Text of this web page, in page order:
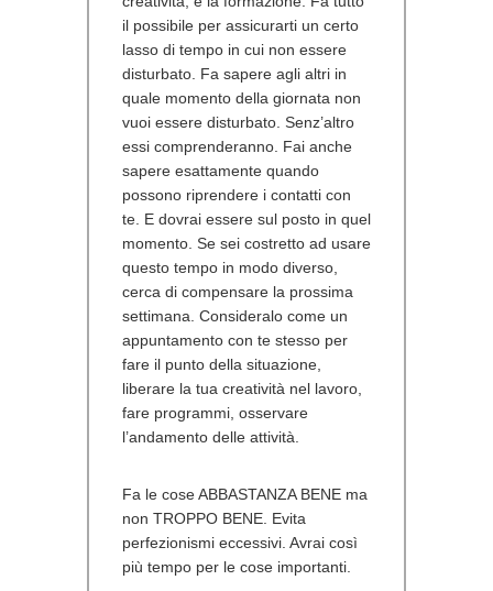
il possibile per assicurarti un certo
lasso di tempo in cui non essere
disturbato. Fa sapere agli altri in
quale momento della giornata non
vuoi essere disturbato. Senz’altro
essi comprenderanno. Fai anche
sapere esattamente quando
possono riprendere i contatti con
te. E dovrai essere sul posto in quel
momento. Se sei costretto ad usare
questo tempo in modo diverso,
cerca di compensare la prossima
settimana. Consideralo come un
appuntamento con te stesso per
fare il punto della situazione,
liberare la tua creatività nel lavoro,
fare programmi, osservare
l’andamento delle attività.
Fa le cose ABBASTANZA BENE ma
non TROPPO BENE. Evita
perfezionismi eccessivi. Avrai così
più tempo per le cose importanti.